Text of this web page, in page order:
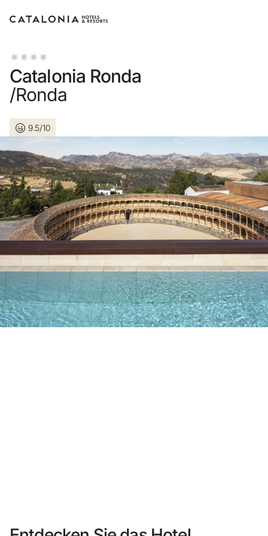
Bitte melden Sie sich an
LOGIN
Passwort vergessen?
oder verwenden Sie eine der folgenden Optionen
Mit Google anmelden
Sitzung nur mit E-Mail-Adresse starten
Sie haben sich noch nicht registriert ?
Konto anlegen
Catalonia Ronda
/Ronda
9.5/10